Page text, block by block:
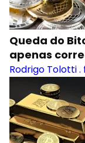
Queda do
apenas
Rodrigo Tolotti.